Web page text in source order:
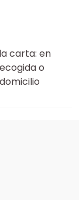
carta: en
o